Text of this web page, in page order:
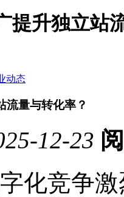
提升独立站
动态
流量与转化率？
12-23
竞争激